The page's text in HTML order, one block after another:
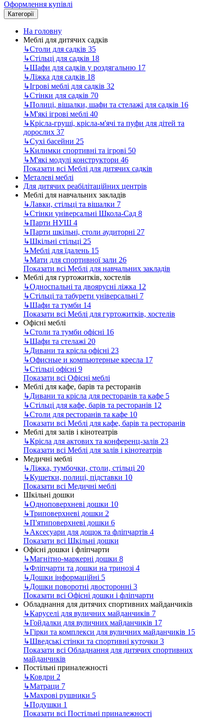
Оформлення купівлі
Категорії
На головну
Меблі для дитячих садків
↳Столи для садків 35
↳Стільці для садків 18
↳Шафи для садків у роздягальню 17
↳Ліжка для садків 18
↳Ігрові меблі для садків 32
↳Стінки для садків 70
↳Полиці, вішалки, шафи та стелажі для садків 16
↳М'які ігрові меблі 40
↳Крісла-груші, крісла-м'ячі та пуфи для дітей та
дорослих 37
↳Сухі басейни 25
↳Килимки спортивні та ігрові 50
↳М'які модулі конструктори 46
Показати всі Меблі для дитячих садків
Металеві меблі
Для дитячих реабілітаційних центрів
Меблі для навчальних закладів
↳Лавки, стільці та вішалки 7
↳Стінки універсальні Школа-Сад 8
↳Парти НУШ 4
↳Парти шкільні, столи аудиторні 27
↳Шкільні стільці 25
↳Меблі для їдалень 15
↳Мати для спортивної зали 26
Показати всі Меблі для навчальних закладів
Меблі для гуртожитків, хостелів
↳Односпальні та двоярусні ліжка 12
↳Стільці та табурети універсальні 7
↳Шафи та тумби 14
Показати всі Меблі для гуртожитків, хостелів
Офісні меблі
↳Столи та тумби офісні 16
↳Шафи та стелажі 20
↳Дивани та крісла офісні 23
↳Офисные и компьютерные кресла 17
↳Стільці офісні 9
Показати всі Офісні меблі
Меблі для кафе, барів та ресторанів
↳Дивани та крісла для ресторанів та кафе 5
↳Стільці для кафе, барів та ресторанів 12
↳Столи для ресторанів та кафе 10
Показати всі Меблі для кафе, барів та ресторанів
Меблі для залів і кінотеатрів
↳Крісла для актових та конференц-залів 23
Показати всі Меблі для залів і кінотеатрів
Медичні меблі
↳Ліжка, тумбочки, столи, стільці 20
↳Кушетки, полиці, підставки 10
Показати всі Медичні меблі
Шкільні дошки
↳Одноповерхневі дошки 10
↳Триповерхневі дошки 2
↳П'ятиповерхневі дошки 6
↳Аксесуари для дощок та фліпчартів 4
Показати всі Шкільні дошки
Офісні дошки і фліпчарти
↳Магнітно-маркерні дошки 8
↳Фліпчарти та дошки на тринозі 4
↳Дошки інформаційні 5
↳Дошки поворотні двосторонні 3
Показати всі Офісні дошки і фліпчарти
Обладнання для дитячих спортивних майданчиків
↳Каруселі для вуличних майданчиків 7
↳Гойдалки для вуличних майданчиків 17
↳Гірки та комплекси для вуличних майданчиків 15
↳Шведські стінки та спортивні куточки 3
Показати всі Обладнання для дитячих спортивних
майданчиків
Постільні приналежності
↳Ковдри 2
↳Матраци 7
↳Махрові рушники 5
↳Подушки 1
Показати всі Постільні приналежності